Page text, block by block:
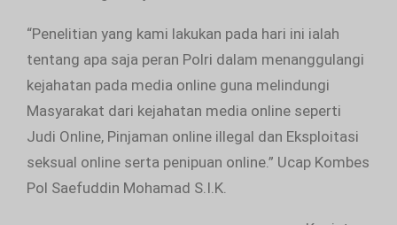
“Penelitian yang kami lakukan pada hari ini ialah
tentang apa saja peran Polri dalam menanggulangi
kejahatan pada media online guna melindungi
Masyarakat dari kejahatan media online seperti
Judi Online, Pinjaman online illegal dan Eksploitasi
seksual online serta penipuan online.” Ucap Kombes
Pol Saefuddin Mohamad S.I.K.